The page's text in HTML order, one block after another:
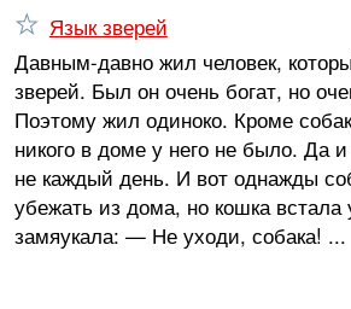
Язык зверей
Давным-давно жил человек,
зверей. Был он очень богат, но
Поэтому жил одиноко. Кроме
никого в доме у него не было. Да
не каждый день. И вот однажды
убежать из дома, но кошка встала
замяукала: — Не уходи, собака! ...